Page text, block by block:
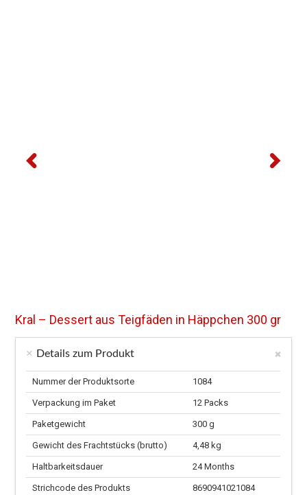
Kral – Dessert aus Teigfäden in Häppchen 300 gr
Details zum Produkt
Nummer der Produktsorte 1084
Verpackung im Paket 12 Packs
Paketgewicht 300 g
Gewicht des Frachtstücks (brutto) 4,48 kg
Haltbarkeitsdauer 24 Months
Strichcode des Produkts 8690941021084